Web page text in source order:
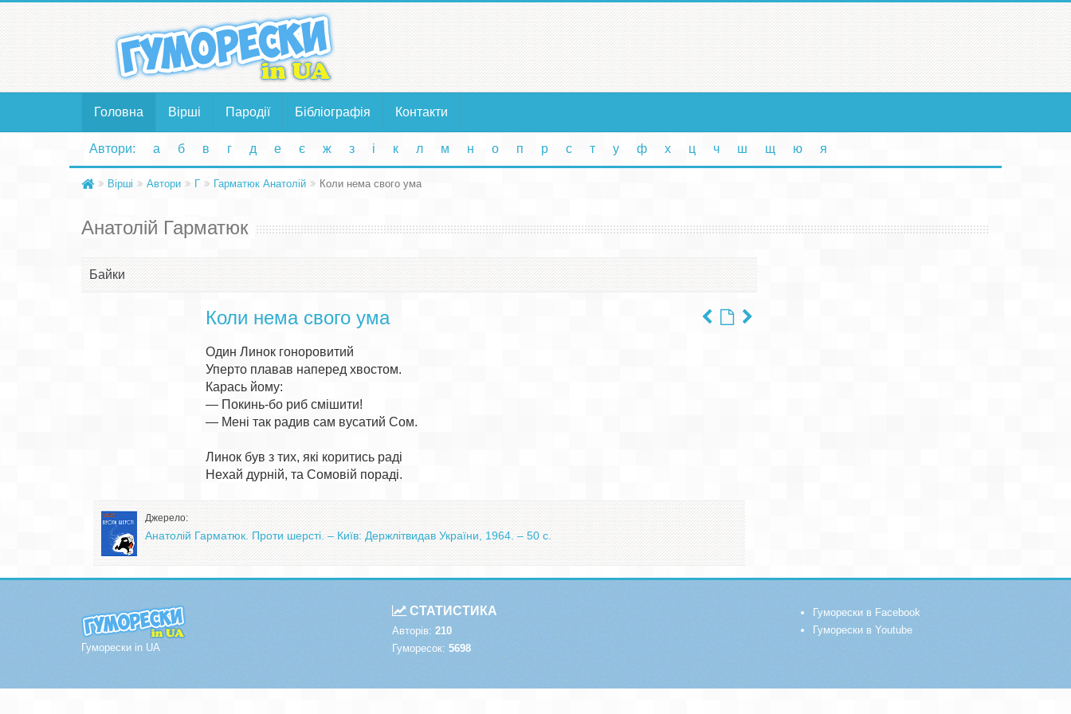
Головна Вірші Пародії Бібліографія Контакти
Автори: а б в г д е є ж з і к л м н о п р с т у ф х ц ч ш щ ю я
Вірші Автори Г Гарматюк Анатолій Коли нема свого ума
Анатолій Гарматюк
Байки
Коли нема свого ума
Один Линок гоноровитий
Уперто плавав наперед хвостом.
Карась йому:
— Покинь-бо риб смішити!
— Мені так радив сам вусатий Сом.
Линок був з тих, які коритись раді
Джерело:
Анатолій Гарматюк. Проти шерсті. – Київ: Держлітвидав України, 1964. – 50 с.
Гуморески in UA
СТАТИСТИКА
Авторів: 210
Гуморесок: 5698
Гуморески в Facebook
Гуморески в Youtube